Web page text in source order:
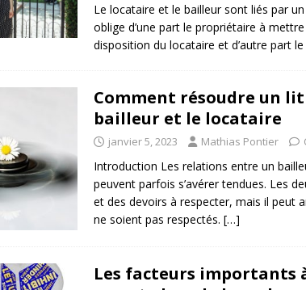
Le locataire et le bailleur sont liés par
oblige d’une part le propriétaire à
disposition du locataire et d’autre part
Comment résoudre un
bailleur et le locataire
janvier 5, 2023 Mathias Pontier
Introduction Les relations entre un
peuvent parfois s’avérer tendues. Les
et des devoirs à respecter, mais il peut
ne soient pas respectés. […]
Les facteurs importants